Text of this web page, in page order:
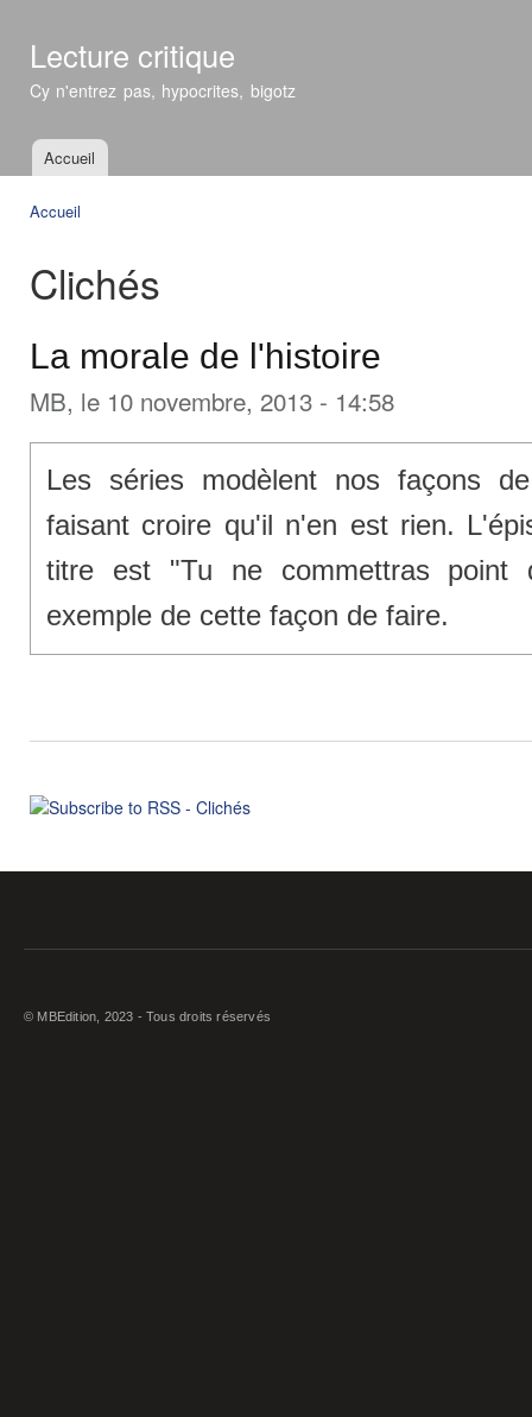
Lecture critique
Cy n'entrez pas, hypocrites, bigotz
Menu principal
Accueil
Accueil
Clichés
La morale de l'histoire
MB, le 10 novembre, 2013 - 14:58
Les séries modèlent nos façons
faisant croire qu'il n'en est rien.
titre est "Tu ne commettras point
exemple de cette façon de faire.
© MBEdition, 2023 - Tous droits réservés